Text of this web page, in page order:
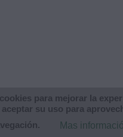
para mejorar la
su uso para
Mas